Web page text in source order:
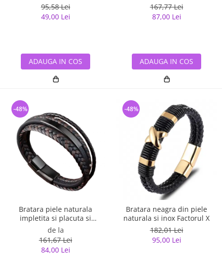
95,58 Lei
49,00 Lei
ADAUGA IN COS
167,77 Lei
87,00 Lei
ADAUGA IN COS
Bratara piele naturala
impletita si placuta si
inchizatoare din inox
de la
161,67 Lei
84,00 Lei
-48%
Bratara neagra din piele
naturala si inox Factorul X
182,01 Lei
95,00 Lei
-48%